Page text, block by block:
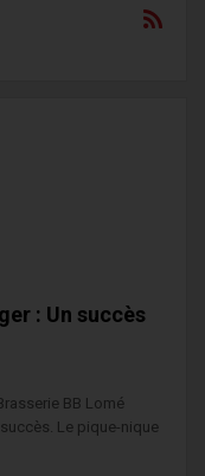
: Un succès
BB Lomé
Le pique-nique